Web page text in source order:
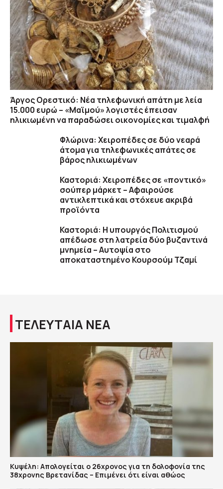
Άργος Ορεστικό: Νέα τηλεφωνική απάτη με λεία
15.000 ευρώ – «Μαϊμού» λογιστές έπεισαν
ηλικιωμένη να παραδώσει οικονομίες και τιμαλφή
Φλώρινα: Χειροπέδες σε δύο νεαρά
άτομα για τηλεφωνικές απάτες σε
βάρος ηλικιωμένων
Καστοριά: Χειροπέδες σε «ποντικό»
σούπερ μάρκετ – Αφαιρούσε
αντικλεπτικά και στόχευε ακριβά
προϊόντα
Καστοριά: Η υπουργός Πολιτισμού
απέδωσε στη λατρεία δύο βυζαντινά
μνημεία – Αυτοψία στο
αποκαταστημένο Κουρσούμ Τζαμί
ΤΕΛΕΥΤΑΙΑ ΝΕΑ
Κυψέλη: Απολογείται ο 26χρονος για τη δολοφονία της
38χρονης Βρετανίδας – Επιμένει ότι είναι αθώος